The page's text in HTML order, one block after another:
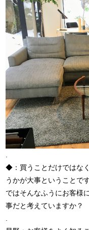
◆：買うことだけではな
うかが大事ということです
ではそんなふうにお客様
事だと考えていますか？